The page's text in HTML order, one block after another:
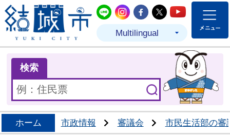
結城市公式LINE
結城市公式Instagram
結城市公式
結城市公式
結城市
Multilingual
検索
ホーム 市政情報 審議会 市民生活部の審